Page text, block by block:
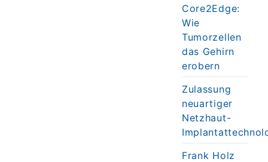
Core2Edge:
Wie
Tumorzellen
das Gehirn
erobern
Zulassung
neuartiger
Netzhaut-
Frank Holz